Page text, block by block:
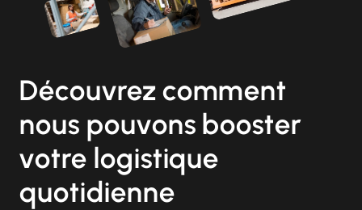
Découvrez comment
nous pouvons booster
votre logistique
quotidienne